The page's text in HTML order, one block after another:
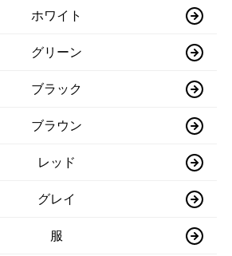
ホワイト
グリーン
ブラック
ブラウン
レッド
グレイ
服